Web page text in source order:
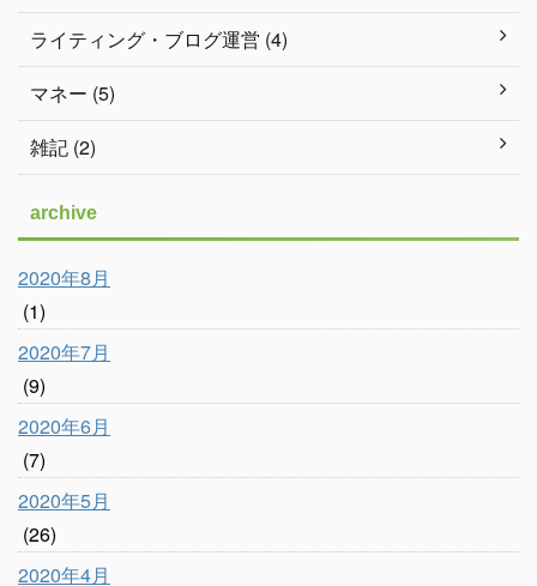
ライティング・ブログ運営 (4)
マネー (5)
雑記 (2)
archive
2020年8月
(1)
2020年7月
(9)
2020年6月
(7)
2020年5月
(26)
2020年4月